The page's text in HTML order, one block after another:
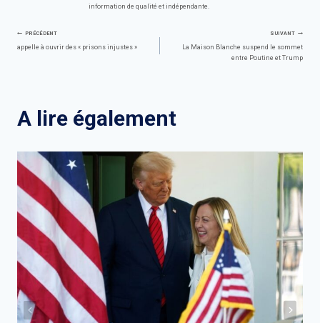
information de qualité et indépendante.
Navigation
PRÉCÉDENT
appelle à ouvrir des « prisons injustes »
SUIVANT
La Maison Blanche suspend le sommet
entre Poutine et Trump
A lire également